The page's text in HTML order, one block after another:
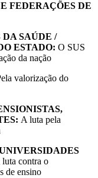
FEDERAÇÕES DE
SAÚDE /
ESTADO: O SUS
da nação
valorização do
A luta pela
luta contra o
de ensino